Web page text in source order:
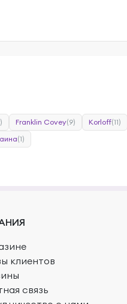
Franklin Covey(9) Korloff(11)
(1)
клиентов
связь